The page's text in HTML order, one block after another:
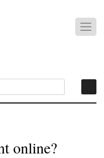
online?